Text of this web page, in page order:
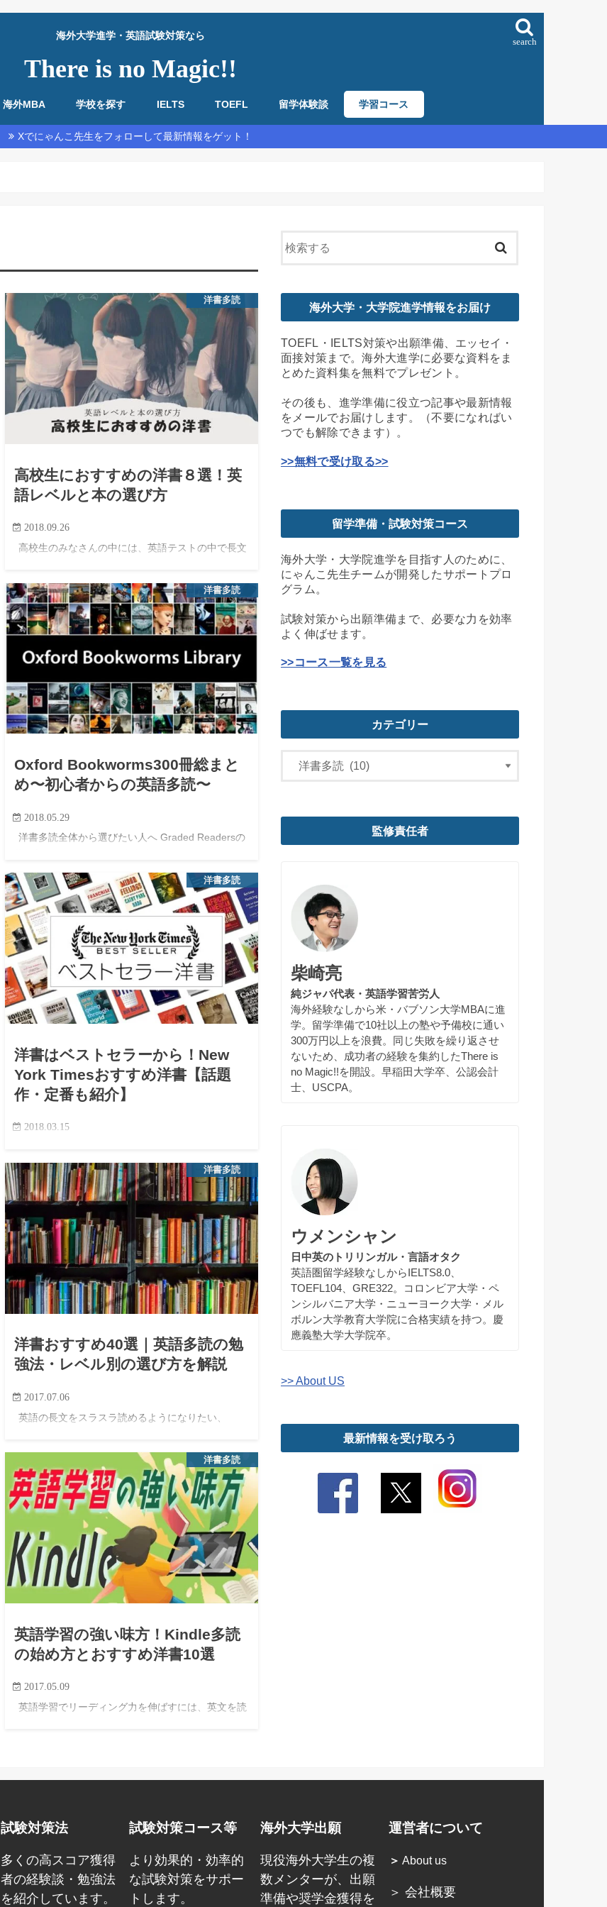
海外大学進学・英語試験対策なら
There is no Magic!!
search
海外MBA 学校を探す IELTS
教材・基本情報
勉強法全般
リーディング
リスニング
スピーキング
ライティング
TOEFL
教材・基本情報
勉強法全般
リーディング
リスニング
スピーキング
ライティング
留学体験談 学習コース
Xでにゃんこ先生をフォローして最新情報をゲット！
洋書多読
高校生におすすめの洋書８選！英
語レベルと本の選び方
2018.09.26
高校生のみなさんの中には、英語テストの中で長文
身につけ、文法を理解し、問題を解くコツも習得し
なければならないが、そもそも長い文章を英語で読
むことに慣れていない…
洋書多読
Oxford Bookworms300冊総まと
め〜初心者からの英語多読〜
2018.05.29
洋書多読全体から選びたい人へ Graded Readersの
は、英語多読におすすめの洋書40選も参考にしてく
ださい。 この記事では、Oxford Bookwor…
洋書多読
洋書はベストセラーから！New
York Timesおすすめ洋書【話題
作・定番も紹介】
2018.03.15
書を探したい人は、英語多読におすすめの洋書40選
も参考にしてください。 この記事では、話題作・ベ
ストセラーから洋書を選びたい人向けに紹介しま
す。最新のランキン…
洋書多読
洋書おすすめ40選｜英語多読の勉
強法・レベル別の選び方を解説
2017.07.06
英語の長文をスラスラ読めるようになりたい、
知りたい。 そう考えたことはないでしょうか。 その
解決策のひとつが「英語多読」です。 英語多読と
は、文法や単語…
洋書多読
英語学習の強い味方！Kindle多読
の始め方とおすすめ洋書10選
2017.05.09
英語学習でリーディング力を伸ばすには、英文を読
海外大学・大学院進学情報をお届け
TOEFL・IELTS対策や出願準備、エッセイ・
面接対策まで。海外大進学に必要な資料をま
とめた資料集を無料でプレゼント。
その後も、進学準備に役立つ記事や最新情報
をメールでお届けします。（不要になればい
つでも解除できます）。
>>無料で受け取る>>
留学準備・試験対策コース
海外大学・大学院進学を目指す人のために、
にゃんこ先生チームが開発したサポートプロ
グラム。
試験対策から出願準備まで、必要な力を効率
よく伸ばせます。
>>コース一覧を見る
カテゴリー
監修責任者
柴崎亮
純ジャパ代表・英語学習苦労人
海外経験なしから米・バブソン大学MBAに進
学。留学準備で10社以上の塾や予備校に通い
300万円以上を浪費。同じ失敗を繰り返させ
ないため、成功者の経験を集約したThere is
no Magic!!を開設。早稲田大学卒、公認会計
士、USCPA。
ウメンシャン
日中英のトリリンガル・言語オタク
英語圏留学経験なしからIELTS8.0、
TOEFL104、GRE322。コロンビア大学・ペ
ンシルバニア大学・ニューヨーク大学・メル
ボルン大学教育大学院に合格実績を持つ。慶
應義塾大学大学院卒。
>> About US
最新情報を受け取ろう
試験対策法
多くの高スコア獲得
者の経験談・勉強法
を紹介しています。
試験対策コース等
より効果的・効率的
な試験対策をサポー
トします。
海外大学出願
現役海外大学生の複
数メンターが、出願
準備や奨学金獲得を
運営者について
＞ About us
＞ 会社概要